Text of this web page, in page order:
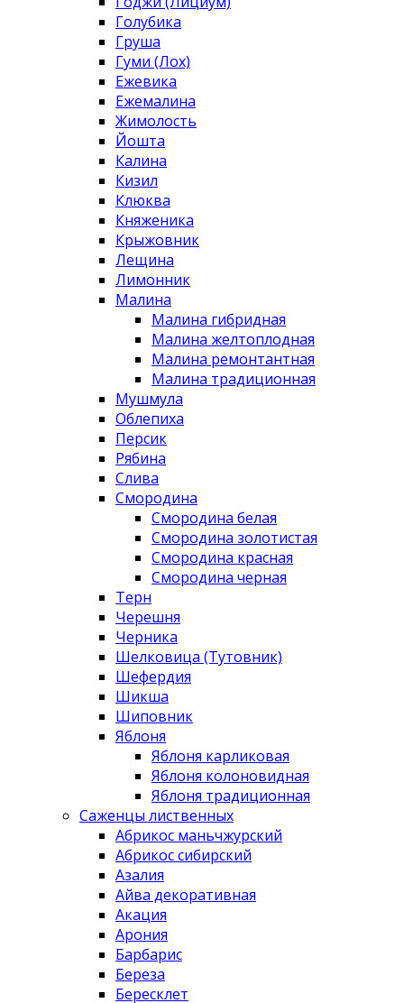
Голубика
Груша
Гуми (Лох)
Ежевика
Ежемалина
Жимолость
Йошта
Калина
Кизил
Клюква
Княженика
Крыжовник
Лещина
Лимонник
Малина
Малина гибридная
Малина желтоплодная
Малина ремонтантная
Малина традиционная
Мушмула
Облепиха
Персик
Рябина
Слива
Смородина
Смородина белая
Смородина золотистая
Смородина красная
Смородина черная
Терн
Черешня
Черника
Шелковица (Тутовник)
Шефердия
Шикша
Шиповник
Яблоня
Яблоня карликовая
Яблоня колоновидная
Яблоня традиционная
Саженцы лиственных
Абрикос маньчжурский
Абрикос сибирский
Азалия
Айва декоративная
Акация
Арония
Барбарис
Береза
Бересклет